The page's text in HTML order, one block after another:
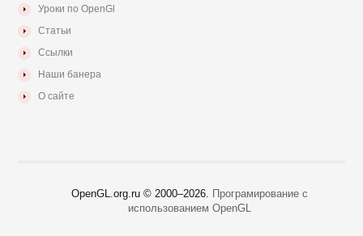
Уроки по OpenGl
Статьи
Ссылки
Наши банера
О сайте
OpenGL.org.ru © 2000–2026.
Програмирование с
использованием OpenGL